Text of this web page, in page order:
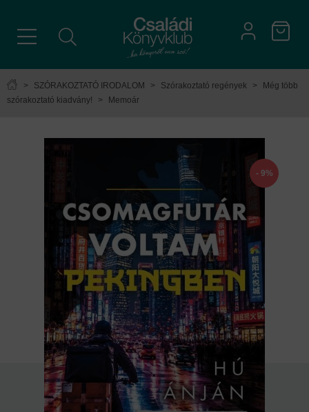
> SZÓRAKOZTATÓ IRODALOM > Szórakoztató regények >
Még több
szórakoztató kiadvány!
> Memoár
- 9%